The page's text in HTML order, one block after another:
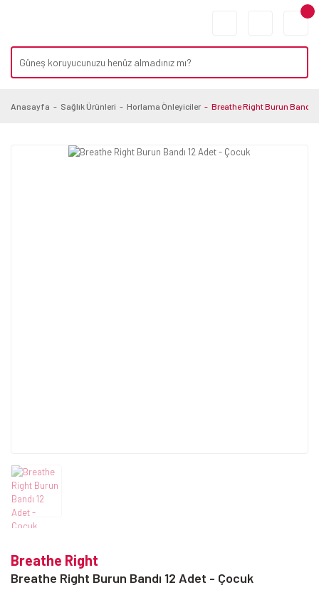
Anasayfa Sağlık Ürünleri Horlama Önleyiciler Breathe Right Burun Bandı
Breathe Right
Breathe Right Burun Bandı 12 Adet - Çocuk